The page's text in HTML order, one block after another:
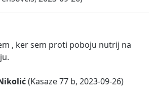
, ker sem proti poboju nutrij na
(Kasaze 77 b, 2023-09-26)